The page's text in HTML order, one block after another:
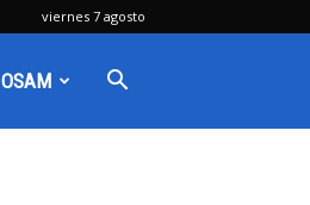
viernes 7 agosto
OSAM